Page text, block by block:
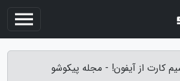
کارت از آیفون! - مجله پیکوشو